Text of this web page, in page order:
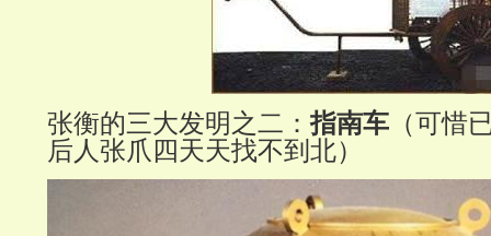
张衡的三大发明之二：指南车 （可惜
后人张爪四天天找不到北）